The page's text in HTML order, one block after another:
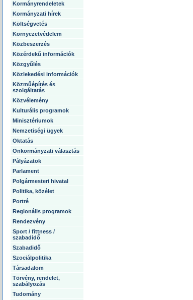
Kormányrendeletek
Kormányzati hírek
Költségvetés
Környezetvédelem
Közbeszerzés
Közérdekű információk
Közgyűlés
Közlekedési információk
Közműépítés és
szolgáltatás
Közvélemény
Kulturális programok
Minisztériumok
Nemzetiségi ügyek
Oktatás
Önkormányzati választás
Pályázatok
Parlament
Polgármesteri hivatal
Politika, közélet
Portré
Regionális programok
Rendezvény
Sport / fittness /
szabadidő
Szabadidő
Szociálpolitika
Társadalom
Törvény, rendelet,
szabályozás
Tudomány